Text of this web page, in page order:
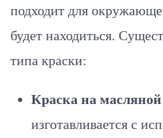
подходит для
будет находиться.
типа краски:
Краска на масляной
изготавливается с